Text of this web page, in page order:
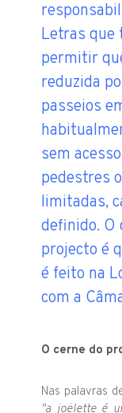
Letras que
permitir
reduzida
passeios
sem
pedestres
limitadas,
definido. O
projecto é
é feito na
com a
O cerne do
Nas palavras
"a joëlette é